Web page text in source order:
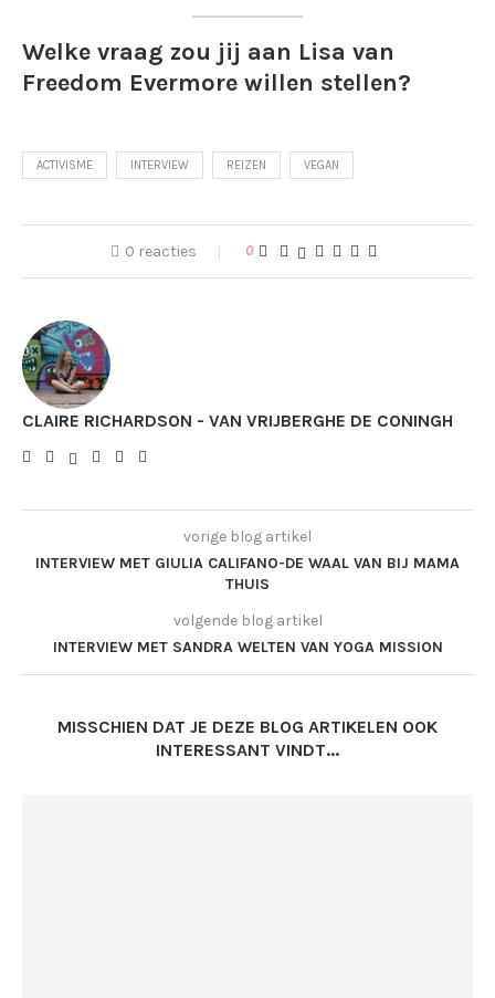
Welke vraag zou jij aan Lisa van
Freedom Evermore willen stellen?
ACTIVISME INTERVIEW REIZEN VEGAN
0 reacties 0
CLAIRE RICHARDSON - VAN VRIJBERGHE DE CONINGH
vorige blog artikel
INTERVIEW MET GIULIA CALIFANO-DE WAAL VAN BIJ MAMA
THUIS
volgende blog artikel
INTERVIEW MET SANDRA WELTEN VAN YOGA MISSION
MISSCHIEN DAT JE DEZE BLOG ARTIKELEN OOK
INTERESSANT VINDT...